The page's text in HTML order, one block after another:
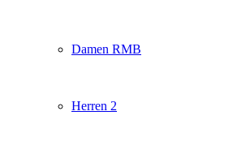
Damen RMB
Herren 2